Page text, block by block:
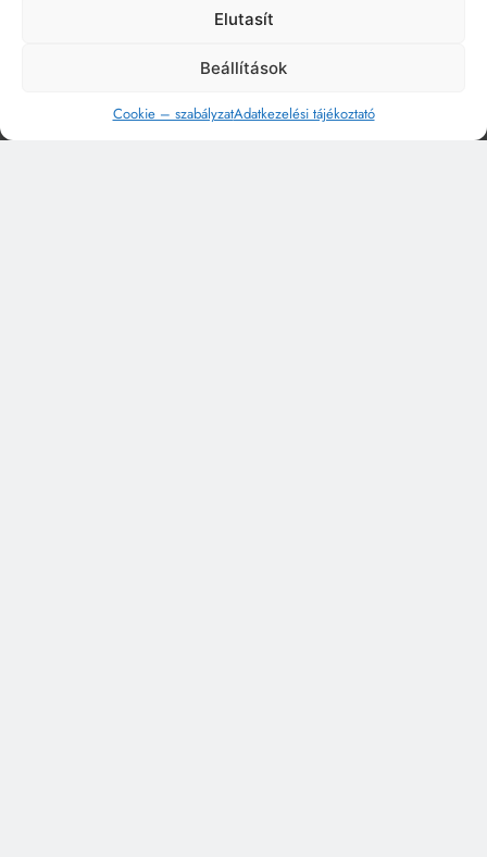
Elutasít
Beállítások
Cookie – szabályzatAdatkezelési tájékoztató